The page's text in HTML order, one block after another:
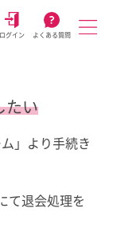
ログイン よくある質問
たい
」より手続き
て退会処理を